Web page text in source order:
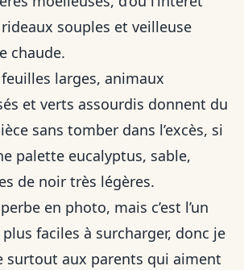
souples et veilleuse
chaude.
larges, animaux
et verts assourdis donnent du
sans tomber dans l’excès, si
palette eucalyptus, sable,
de noir très légères.
en photo, mais c’est l’un
faciles à surcharger, donc je
surtout aux parents qui aiment